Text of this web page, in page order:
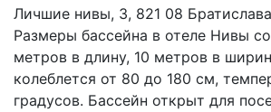
Личшие нивы, 3, 821 08 Братислава
Размеры бассейна в отеле Нивы
метров в длину, 10 метров в
колеблется от 80 до 180 см,
градусов. Бассейн открыт для